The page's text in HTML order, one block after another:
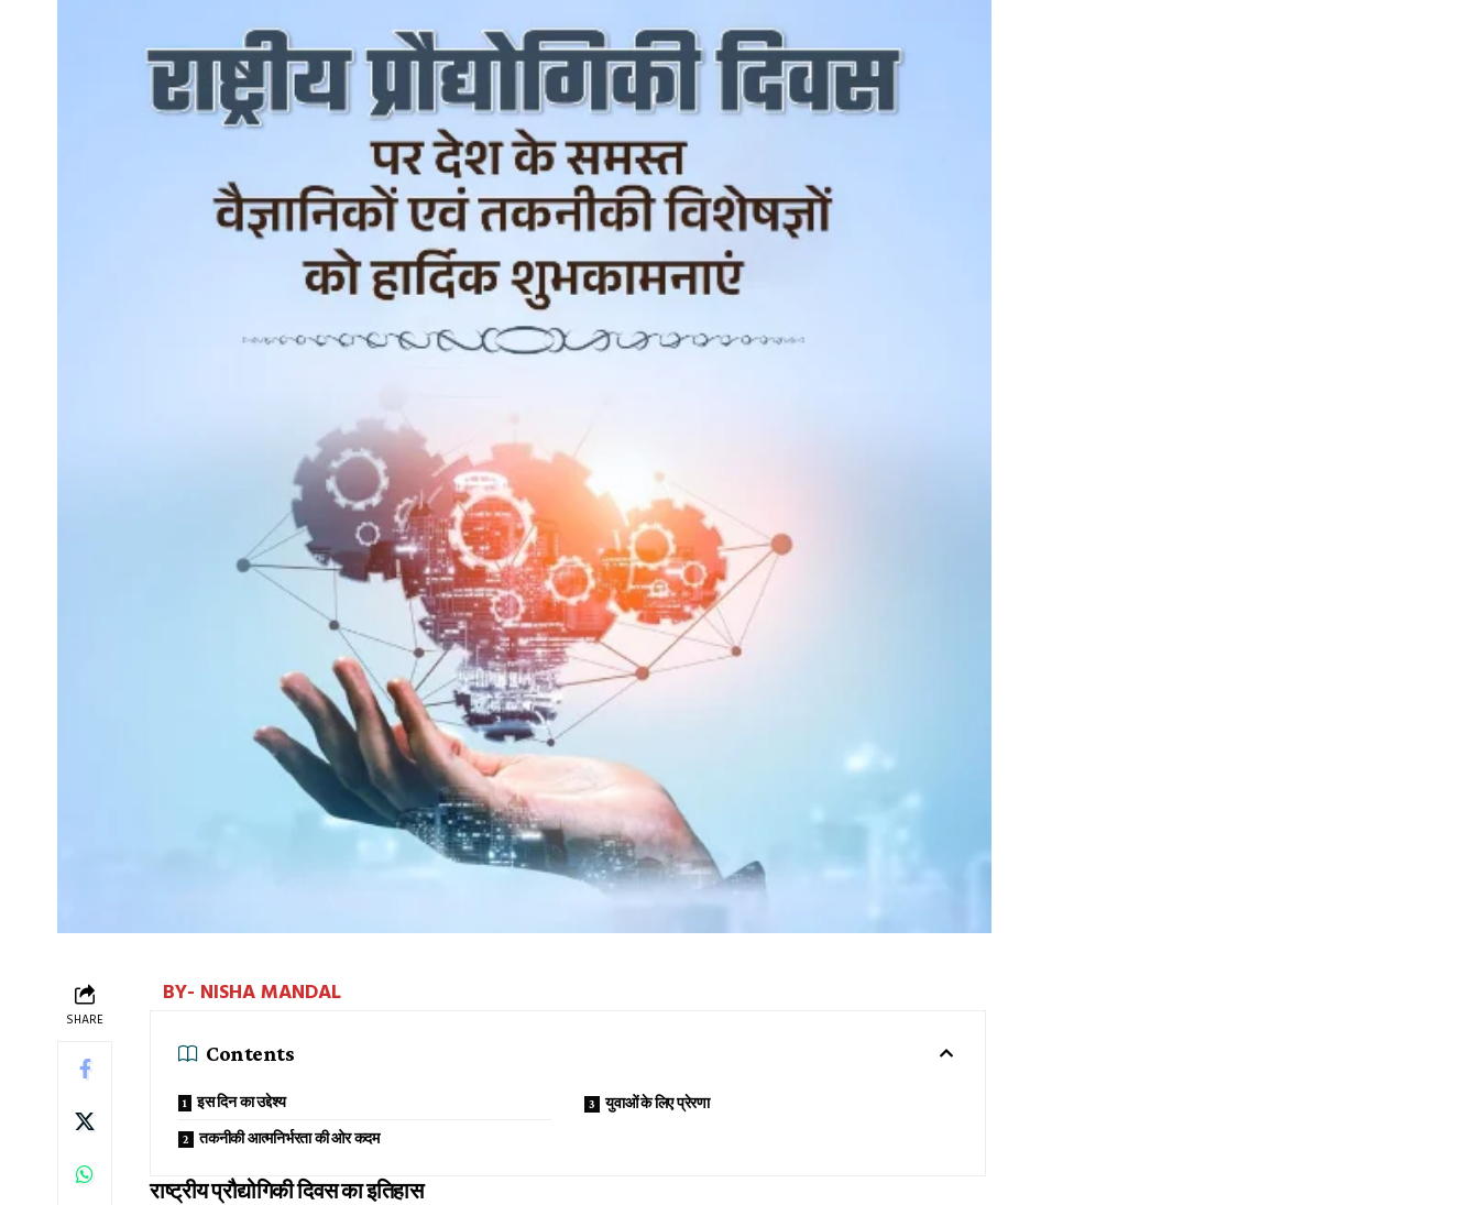
SHARE
BY- NISHA MANDAL
Contents
इस दिन का उद्देश्य
तकनीकी आत्मनिर्भरता की ओर कदम
युवाओं के लिए प्रेरणा
राष्ट्रीय प्रौद्योगिकी दिवस का इतिहास